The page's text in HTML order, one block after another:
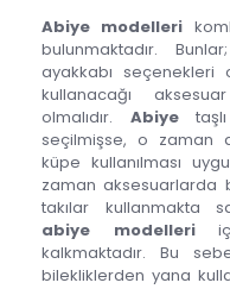
Abiye modelleri
bulunmaktadır.
ayakkabı seçenekleri
kullanacağı
olmalıdır. Abiye
seçilmişse, o zaman
küpe kullanılması
zaman aksesuarlarda
takılar kullanmakta
abiye modelleri
kalkmaktadır. Bu
bilekliklerden yana